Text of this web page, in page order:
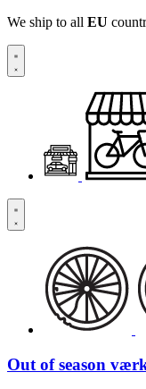
We ship to all EU
Out of season